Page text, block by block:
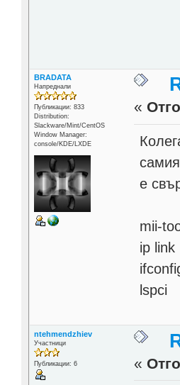
BRADATA
Напреднали
Публикации: 833
Distribution:
Slackware/Mint/CentOS
Window Manager:
console/KDE/LXDE
«
е
mii-
ip link
lspci
ntehmendzhiev
Участници
Публикации: 6 «